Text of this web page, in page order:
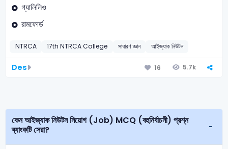
গ্যালিলিও
রামফোর্ড
NTRCA 17th NTRCA College সাধারণ জ্ঞান আইজ্যাক নিউটন
Des 16 5.7k
কেন আইজ্যাক নিউটন নিয়োগ (Job) MCQ (বহুনির্বাচনী) প্রশ্ন
ব্যাংকটি সেরা?